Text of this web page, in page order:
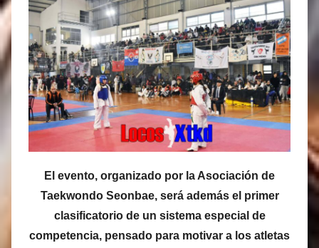
El evento, organizado por la Asociación de
Taekwondo Seonbae, será además el primer
clasificatorio de un sistema especial de
competencia, pensado para motivar a los atletas